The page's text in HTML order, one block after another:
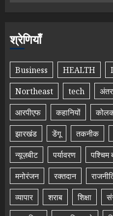
श्रेणियाँ
Business HEALTH
Northeast
tech
आरपीएफ
कहानियों
झारखंड
डेंगू तकनीक
न्यूज़बीट
पर्यावरण पश्चिम
मनोरंजन
रक्तदान
व्यापार
शराब शिक्षा